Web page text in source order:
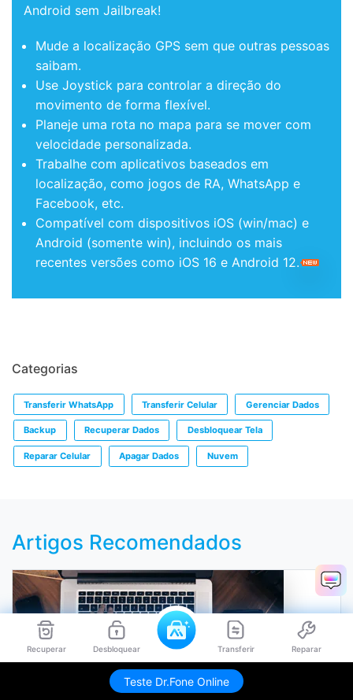
Recuperar Desbloquear Transferir Reparar
Teste Dr.Fone Online
Android sem Jailbreak!
Mude a localização GPS sem que outras pessoas
saibam.
Use Joystick para controlar a direção do
movimento de forma flexível.
Planeje uma rota no mapa para se mover com
velocidade personalizada.
Trabalhe com aplicativos baseados em
localização, como jogos de RA, WhatsApp e
Facebook, etc.
Compatível com dispositivos iOS (win/mac) e
Android (somente win), incluindo os mais
recentes versões como iOS 16 e Android 12.
Categorias
Transferir WhatsApp Transferir Celular Gerenciar Dados
Backup Recuperar Dados Desbloquear Tela
Reparar Celular Apagar Dados Nuvem
Artigos Recomendados